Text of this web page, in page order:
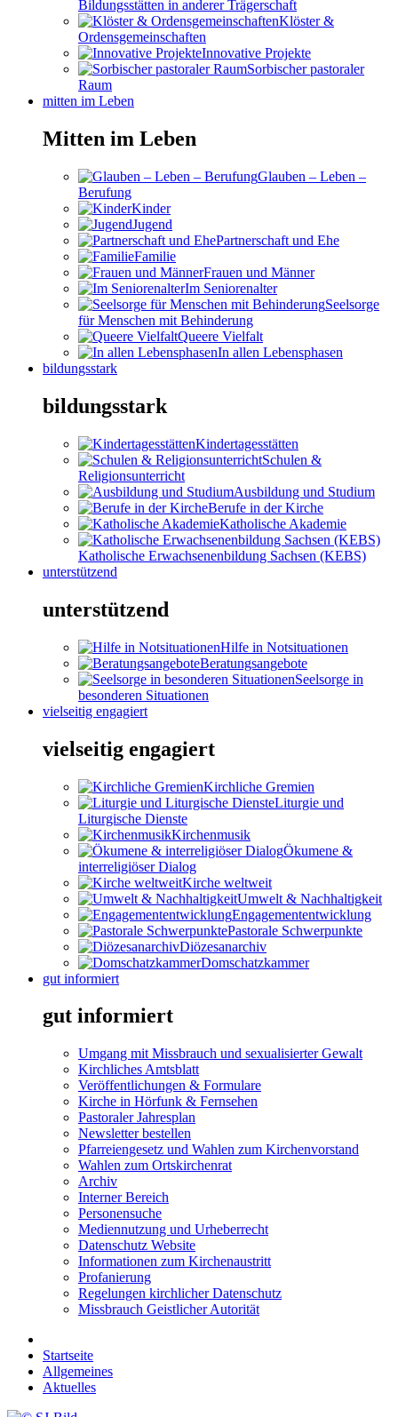
Bildungsstätten in anderer Trägerschaft
Klöster &
Ordensgemeinschaften
Innovative Projekte
Sorbischer pastoraler
Raum
mitten im Leben
Mitten im Leben
Glauben – Leben –
Berufung
Kinder
Jugend
Partnerschaft und Ehe
Familie
Frauen und Männer
Im Seniorenalter
Seelsorge
für Menschen mit Behinderung
Queere Vielfalt
In allen Lebensphasen
bildungsstark
bildungsstark
Kindertagesstätten
Schulen &
Religionsunterricht
Ausbildung und Studium
Berufe in der Kirche
Katholische Akademie
Katholische Erwachsenenbildung Sachsen (KEBS)
unterstützend
unterstützend
Hilfe in Notsituationen
Beratungsangebote
Seelsorge in
besonderen Situationen
vielseitig engagiert
vielseitig engagiert
Kirchliche Gremien
Liturgie und
Liturgische Dienste
Kirchenmusik
Ökumene &
interreligiöser Dialog
Kirche weltweit
Umwelt & Nachhaltigkeit
Engagemententwicklung
Pastorale Schwerpunkte
Diözesanarchiv
Domschatzkammer
gut informiert
gut informiert
Umgang mit Missbrauch und sexualisierter Gewalt
Kirchliches Amtsblatt
Veröffentlichungen & Formulare
Kirche in Hörfunk & Fernsehen
Pastoraler Jahresplan
Newsletter bestellen
Pfarreiengesetz und Wahlen zum Kirchenvorstand
Wahlen zum Ortskirchenrat
Archiv
Interner Bereich
Personensuche
Mediennutzung und Urheberrecht
Datenschutz Website
Informationen zum Kirchenaustritt
Profanierung
Regelungen kirchlicher Datenschutz
Missbrauch Geistlicher Autorität
Startseite
Allgemeines
Aktuelles